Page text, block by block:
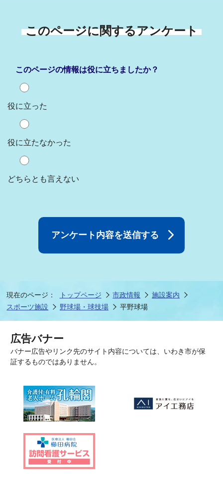
このページに関するアンケート
このページの情報は役に立ちましたか？
役に立った
役に立たなかった
どちらとも言えない
現在のページ： トップページ 市政情報
施設案内
スポーツ施設
野球場・球技場 平野球場
広告バナー
バナー広告やリンク先のサイト内容については、いわき市が保
証するものではありません。